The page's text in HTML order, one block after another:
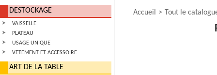
DESTOCKAGE
VAISSELLE
PLATEAU
USAGE UNIQUE
VETEMENT ET ACCESSOIRE
ART DE LA TABLE
Accueil Tout le